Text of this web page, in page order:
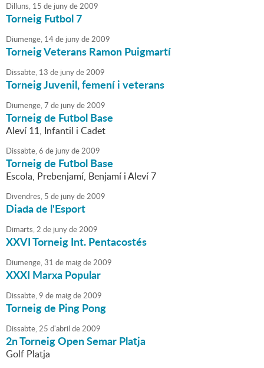
Dilluns, 15 de junyde2009
Torneig Futbol 7
Diumenge, 14de junyde2009
Torneig Veterans Ramon Puigmartí
Dissabte, 13 de junyde2009
Torneig Juvenil, femení i veterans
Diumenge,7 de junyde2009
Torneig de Futbol Base
Aleví 11, Infantil i Cadet
Dissabte,6 de junyde2009
Torneig de Futbol Base
Escola, Prebenjamí, Benjamí i Aleví 7
Divendres, 5 de junyde2009
Diada de l'Esport
Dimarts,2 de junyde2009
XXVI Torneig Int. Pentacostés
Diumenge,31 de maigde2009
XXXI Marxa Popular
Dissabte,9 de maigde2009
Torneig de Ping Pong
Dissabte,25 d'abril de2009
2n Torneig Open Semar Platja
Golf Platja